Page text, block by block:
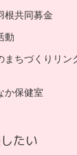
根共同募金
動
まちづくりリン
か保健室
たい